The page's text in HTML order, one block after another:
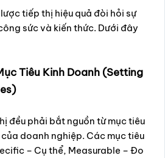
tiếp thị hiệu quả đòi hỏi sự
sức và kiến thức. Dưới đây
Tiêu Kinh Doanh (Setting
đều phải bắt nguồn từ mục tiêu
doanh nghiệp. Các mục tiêu
– Cụ thể, Measurable – Đo